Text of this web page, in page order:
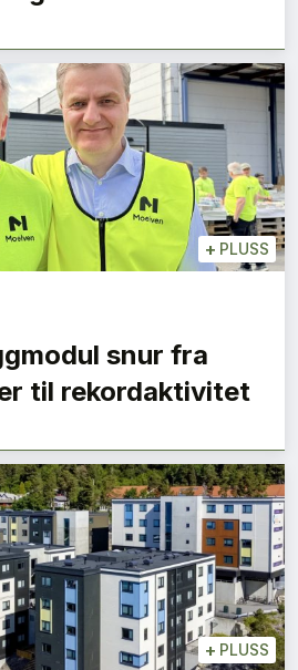
+ PLUSS
snur fra
til rekordaktivitet
+ PLUSS